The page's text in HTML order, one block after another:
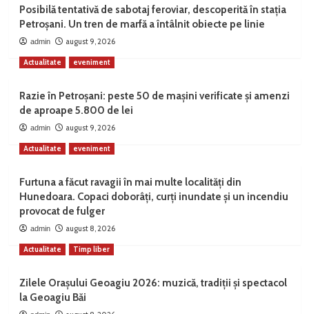
Posibilă tentativă de sabotaj feroviar, descoperită în stația
Petroșani. Un tren de marfă a întâlnit obiecte pe linie
admin august 9, 2026
Actualitate eveniment
Razie în Petroșani: peste 50 de mașini verificate și amenzi
de aproape 5.800 de lei
admin august 9, 2026
Actualitate eveniment
Furtuna a făcut ravagii în mai multe localități din
Hunedoara. Copaci doborâți, curți inundate și un incendiu
provocat de fulger
admin august 8, 2026
Actualitate Timp liber
Zilele Orașului Geoagiu 2026: muzică, tradiții și spectacol
la Geoagiu Băi